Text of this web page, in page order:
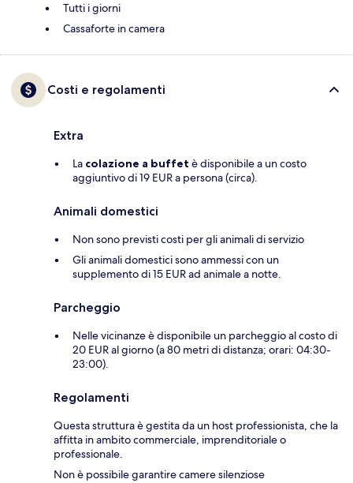
Tutti i giorni
Cassaforte in camera
Costi e regolamenti
Extra
La colazione a buffet è disponibile a un costo
aggiuntivo di 19 EUR a persona (circa).
Animali domestici
Non sono previsti costi per gli animali di servizio
Gli animali domestici sono ammessi con un
supplemento di 15 EUR ad animale a notte.
Parcheggio
Nelle vicinanze è disponibile un parcheggio al costo di
20 EUR al giorno (a 80 metri di distanza; orari: 04:30-
23:00).
Regolamenti
Questa struttura è gestita da un host professionista, che la
affitta in ambito commerciale, imprenditoriale o
professionale.
Non è possibile garantire camere silenziose